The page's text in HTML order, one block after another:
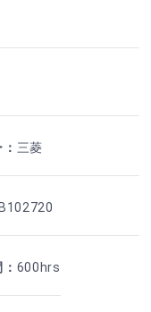
： 三菱
： 600hrs